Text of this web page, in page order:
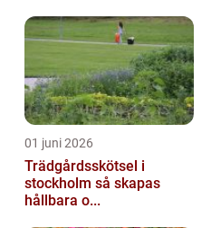
01 juni 2026
Trädgårdsskötsel i
stockholm så skapas
hållbara o...